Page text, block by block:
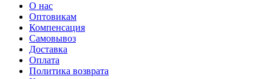
О нас
Оптовикам
Компенсация
Самовывоз
Доставка
Оплата
Политика возврата